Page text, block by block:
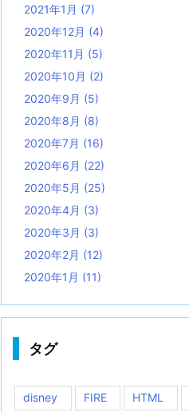
2021年1月 (7)
2020年12月 (4)
2020年11月 (5)
2020年10月 (2)
2020年9月 (5)
2020年8月 (8)
2020年7月 (16)
2020年6月 (22)
2020年5月 (25)
2020年4月 (3)
2020年3月 (3)
2020年2月 (12)
2020年1月 (11)
タグ
disney FIRE HTML